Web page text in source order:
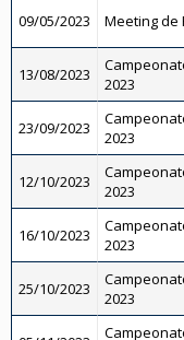
09/05/2023 Meeting de
13/08/2023
2023
23/09/2023
2023
12/10/2023
2023
16/10/2023
2023
25/10/2023
2023